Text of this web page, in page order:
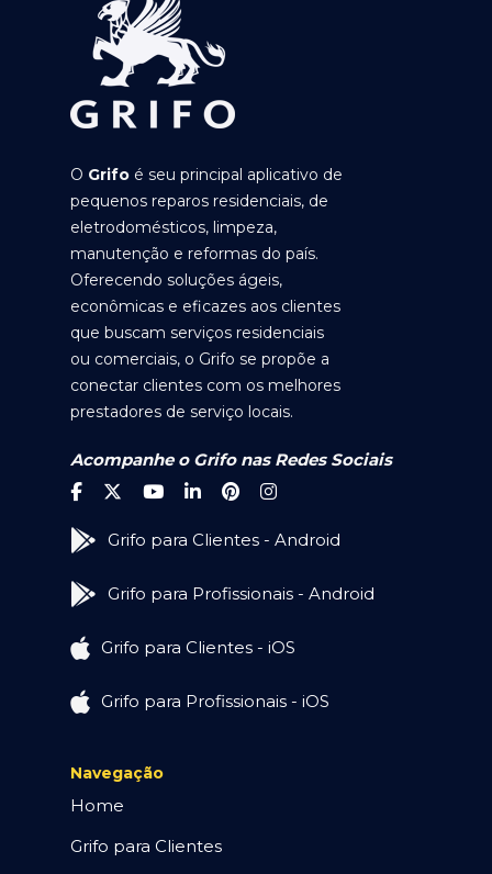
O Grifo é seu principal aplicativo de
pequenos reparos residenciais, de
eletrodomésticos, limpeza,
manutenção e reformas do país.
Oferecendo soluções ágeis,
econômicas e eficazes aos clientes
que buscam serviços residenciais
ou comerciais, o Grifo se propõe a
conectar clientes com os melhores
prestadores de serviço locais.
Acompanhe o Grifo nas Redes Sociais
Grifo para Clientes - Android
Grifo para Profissionais - Android
Grifo para Clientes - iOS
Grifo para Profissionais - iOS
Navegação
Home
Grifo para Clientes